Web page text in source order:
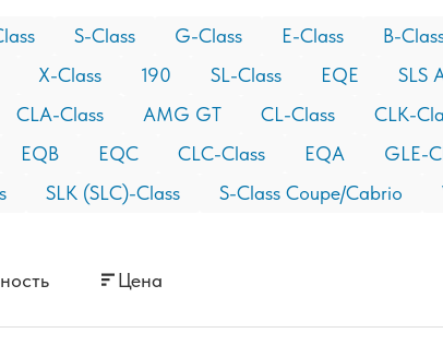
S-Class G-Class E-Class B-
X-Class 190 SL-Class EQE SLS
CLA-Class AMG GT CL-Class CLK-
EQB EQC CLC-Class EQA GLE-
SLK (SLC)-Class S-Class Coupe/Cabrio
Цена